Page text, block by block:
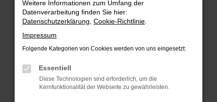
Überprüfe deine Firewall und deine
Internetverbindung.
Laden andere Webseiten, zum Beispiel deine
Manche Erweiterungen, wie Werbeblocker,
können das Laden bestimmter Seiten
verhindern. Funktioniert die Seite in einem
Weitere Informationen zum Umfang der
Datenverarbeitung finden Sie hier:
Datenschutzerklärung Cookie-Richtlinie
Impressum
Folgende Kategorien von Cookies werden von uns eingesetzt:
Essentiell
Diese Technologien sind erforderlich, um die
Kernfunktionalität der Webseite zu gewährleisten.